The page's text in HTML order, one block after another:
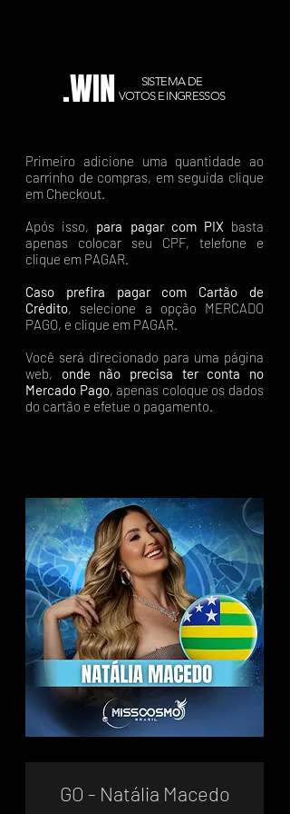
.WIN
SISTEMA DE
VOTOS E INGRESSOS
Primeiro adicione uma quantidade ao
carrinho de compras, em seguida clique
em Checkout.
Após isso, para pagar com PIX basta
apenas colocar seu CPF, telefone e
clique em PAGAR.
Caso prefira pagar com Cartão de
Crédito, selecione a opção MERCADO
PAGO, e clique em PAGAR.
Você será direcionado para uma página
web, onde não precisa ter conta no
Mercado Pago, apenas coloque os dados
do cartão e efetue o pagamento.
GO - Natália Macedo